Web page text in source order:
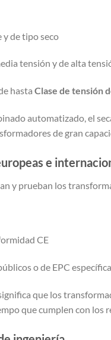
y de tipo seco
tensión y de alta
hasta Clase de tensión
automatizado, el
de gran
e
y prueban los
CE
o de EPC
que los
que cumplen con